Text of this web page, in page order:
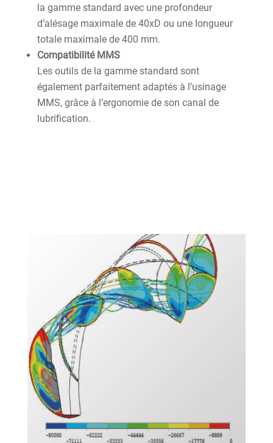
la gamme standard avec une profondeur
d’alésage maximale de 40xD ou une longueur
totale maximale de 400 mm.
Compatibilité MMS
Les outils de la gamme standard sont
également parfaitement adaptés à l’usinage
MMS, grâce à l’ergonomie de son canal de
lubrification.